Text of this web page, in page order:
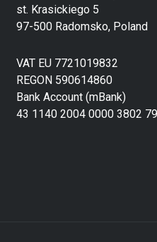
st. Krasickiego 5
97-500 Radomsko, Poland
VAT EU 7721019832
REGON 590614860
Bank Account (mBank)
43 1140 2004 0000 3802